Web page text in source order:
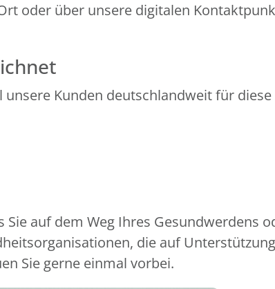
oder über unsere digitalen
unsere Kunden deutschlandweit für
Sie auf dem Weg Ihres Gesundwerdens
die auf
Sie gerne einmal vorbei.